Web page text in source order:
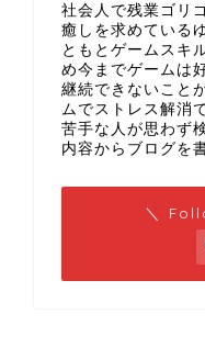
社会人で残業ゴリ
癒しを求めている
ともとゲームスキ
め今までゲームは
継続できないこと
ムでストレス解消
苦手な人が思わず
内容からブログを
＼